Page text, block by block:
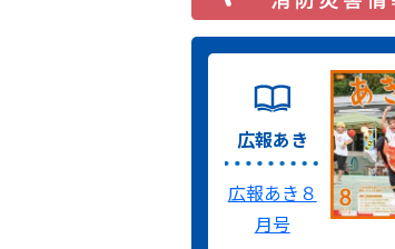
広報あき
広報あき８
月号